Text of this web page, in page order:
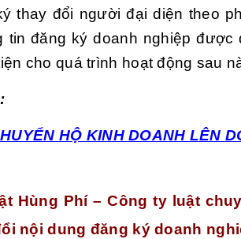
thay đổi người đại diện theo
tin đăng ký doanh nghiệp được
cho quá trình hoạt động sau
HỘ KINH DOANH LÊN
Hùng Phí –Công ty luật
nội dung đăng ký doanh